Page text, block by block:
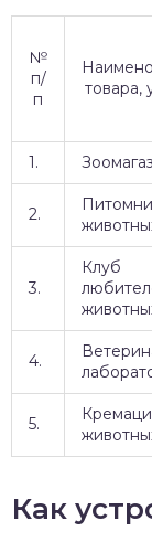
№
п/
п
товара,
1.
2.
3.
Клуб
4.
5.
Как